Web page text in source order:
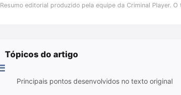
Resumo editorial produzido pela equipe da Criminal Player.
Tópicos do artigo
Principais pontos desenvolvidos no texto original